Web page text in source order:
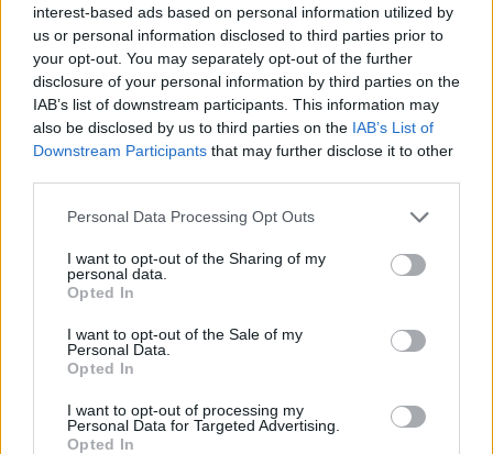
interest-based ads based on personal information utilized by
us or personal information disclosed to third parties prior to
your opt-out. You may separately opt-out of the further
disclosure of your personal information by third parties on the
IAB’s list of downstream participants. This information may
also be disclosed by us to third parties on the IAB’s List of
Downstream Participants that may further disclose it to other
Please note that this website/app uses one or more Google
not limited to your visit or usage behaviour. You may click to
grant or deny consent to Google and its third-party tags to
use your data for below specified purposes in below Google
consent section.
Personal Data Processing Opt Outs
I want to opt-out of the Sharing of my
personal data.
Opted In
I want to opt-out of the Sale of my
Personal Data.
Opted In
I want to opt-out of processing my
Personal Data for Targeted Advertising.
Opted In
Πατατοσαλάτα με αγκινάρες και αυγά
Μια πατατοσαλάτα με αγκινάρες αλλά και με αυγά
που έχουν περισσέψει από το πασχαλινό τραπέζι.
24.04.2023, 09:00